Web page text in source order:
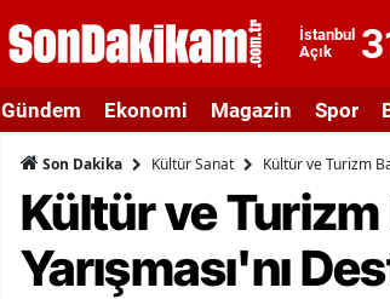
İstanbul
Açık
Ağrı
Amasya
Gündem Ekonomi Magazin Spor
Son Dakika Kültür Sanat Kültür ve Turizm
Kültür ve Turizm
Yarışması'nı